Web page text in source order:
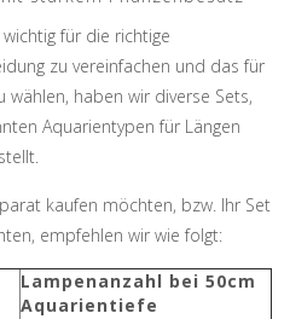
für die richtige
zu vereinfachen und das für
wählen, haben wir diverse Sets,
Aquarientypen für Längen
kaufen möchten, bzw. Ihr Set
empfehlen wir wie folgt:
Lampenanzahl bei 50cm
Aquarientiefe